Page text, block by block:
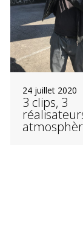
24 juillet 2020
3 clips, 3